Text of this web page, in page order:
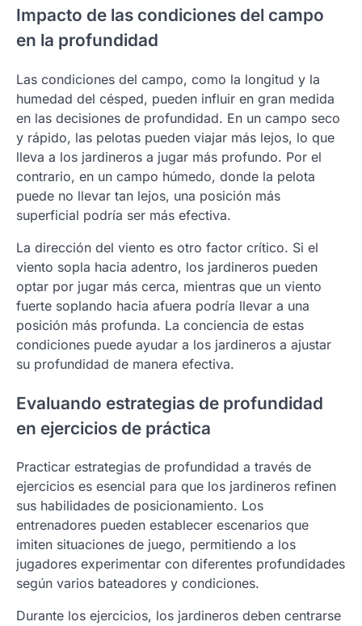
Impacto de las condiciones del campo
en la profundidad
Las condiciones del campo, como la longitud y la
humedad del césped, pueden influir en gran medida
en las decisiones de profundidad. En un campo seco
y rápido, las pelotas pueden viajar más lejos, lo que
lleva a los jardineros a jugar más profundo. Por el
contrario, en un campo húmedo, donde la pelota
puede no llevar tan lejos, una posición más
superficial podría ser más efectiva.
La dirección del viento es otro factor crítico. Si el
viento sopla hacia adentro, los jardineros pueden
optar por jugar más cerca, mientras que un viento
fuerte soplando hacia afuera podría llevar a una
posición más profunda. La conciencia de estas
condiciones puede ayudar a los jardineros a ajustar
su profundidad de manera efectiva.
Evaluando estrategias de profundidad
en ejercicios de práctica
Practicar estrategias de profundidad a través de
ejercicios es esencial para que los jardineros refinen
sus habilidades de posicionamiento. Los
entrenadores pueden establecer escenarios que
imiten situaciones de juego, permitiendo a los
jugadores experimentar con diferentes profundidades
según varios bateadores y condiciones.
Durante los ejercicios, los jardineros deben centrarse